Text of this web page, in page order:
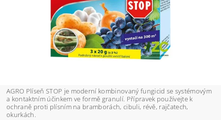
AGRO Plíseň STOP je moderní kombinovaný fungicid se systémovým
a kontaktním účinkem ve formě granulí. Přípravek používejte k
ochraně proti plísním na bramborách, cibuli, révě, rajčatech,
okurkách.